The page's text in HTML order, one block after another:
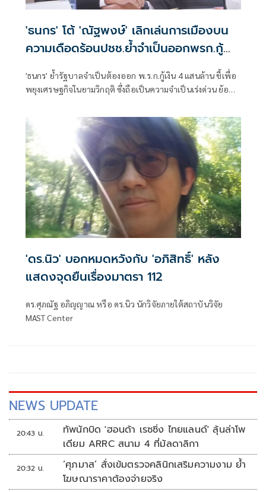
'ธนกร' โต้ 'ณัฐพงษ์' เลิกเล่นการเมืองบน
ความเดือดร้อนปชช.ย้ำจำเป็นออกพรก.กู้
เงิน 4 แสนล้าน
'ธนกร' ย้ำรัฐบาลจำเป็นต้องออก พ.ร.ก.กู้เงิน 4 แสนล้าน ชี้เพื่อ
พยุงเศรษฐกิจในยามวิกฤติ ซึ่งถือเป็นความจำเป็นเร่งด่วน ย้อน
ประชาชนสักครั้ง ไม่ถือว่าเสียศักดิ์ศรี
'ดร.นิว' บอกหมดหวังกับ 'อภิสิทธิ์' หลัง
แสดงจุดยืนเรื่องมาตรา 112
ดร.ศุภณัฐ อภิญญาณ หรือ ดร.นิว นักวิจัยภายใต้สถาบันวิจัย
MAST Center
NEWS UPDATE
20:43 น.
ทัพนักบิด 'ฮอนด้า เรซซิ่ง ไทยแลนด์' ลุ้นล่าโพ
เดียม ARRC สนาม 4 ที่มัลดาลิกา
20:32 น.
‘ศุภมาส’ สั่งเข้มตรวจคลินิกเสริมความงาม ย้ำ
โฆษณาราคาต้องจ่ายจริง